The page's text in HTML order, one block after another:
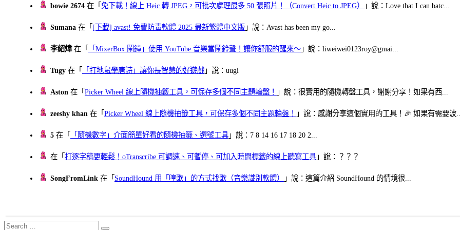
bowie 2674 在「免下載！線上 Heic 轉 JPEG，可批次處理最多 50 張照片！（Convert Heic to JPEG） 」說：Love that I can batc...
Sumana 在「 [下載] avast! 免費防毒軟體 2025 最新繁體中文版 」說：Avast has been my go...
李紹煒在「 「MixerBox 鬧鐘」使用 YouTube 音樂當鬧鈴聲！讓你舒服的醒來～ 」說：liweiwei0123roy@gmai...
Tugy 在「 「打地鼠學唐詩」讓你長智慧的好遊戲 」說：uugi
Aston 在「Picker Wheel 線上隨機抽籤工具，可保存多個不同主題輪盤！ 」說：很實用的隨機轉盤工具，謝謝分享！如果有西...
zeeshy khan 在「Picker Wheel 線上隨機抽籤工具，可保存多個不同主題輪盤！ 」說：感謝分享這個實用的工具！🎉 如果有需要波
5 在「 「隨機數字」介面簡單好看的隨機抽籤、選號工具 」說：7 8 14 16 17 18 20 2...
在「打逐字稿更輕鬆！oTranscribe 可調速、可暫停、可加入時間標籤的線上聽寫工具 」說：？？？
SongFromLink 在「 SoundHound 用「哼歌」的方式找歌（音樂識別軟體） 」說：這篇介紹 SoundHound 的情境很...
Search